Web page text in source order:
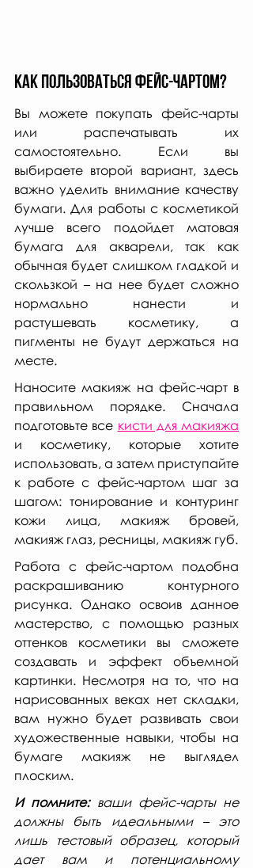
Как пользоваться фейс-чартом?
Вы можете покупать фейс-чарты
или распечатывать их
самостоятельно. Если вы
выбираете второй вариант, здесь
важно уделить внимание качеству
бумаги. Для работы с косметикой
лучше всего подойдет матовая
бумага для акварели, так как
обычная будет слишком гладкой и
скользкой – на нее будет сложно
нормально нанести и
растушевать косметику, а
пигменты не будут держаться на
месте.
Наносите макияж на фейс-чарт в
правильном порядке. Сначала
подготовьте все кисти для макияжа
и косметику, которые хотите
использовать, а затем приступайте
к работе с фейс-чартом шаг за
шагом: тонирование и контуринг
кожи лица, макияж бровей,
макияж глаз, ресницы, макияж губ.
Работа с фейс-чартом подобна
раскрашиванию контурного
рисунка. Однако освоив данное
мастерство, с помощью разных
оттенков косметики вы сможете
создавать и эффект объемной
картинки. Несмотря на то, что на
нарисованных веках нет складки,
вам нужно будет развивать свои
художественные навыки, чтобы на
бумаге макияж не выглядел
плоским.
И помните: ваши фейс-чарты не
должны быть идеальными – это
лишь тестовый образец, который
дает вам и потенциальному